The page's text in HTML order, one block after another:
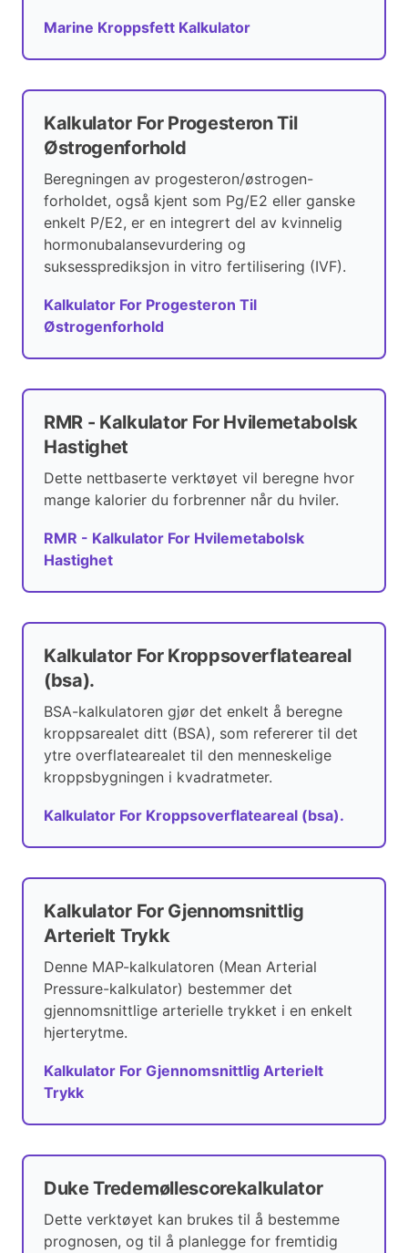
Marine Kroppsfett Kalkulator
Kalkulator For Progesteron Til
Østrogenforhold
Beregningen av progesteron/østrogen-
forholdet, også kjent som Pg/E2 eller ganske
enkelt P/E2, er en integrert del av kvinnelig
hormonubalansevurdering og
suksessprediksjon in vitro fertilisering (IVF).
Kalkulator For Progesteron Til
Østrogenforhold
RMR - Kalkulator For Hvilemetabolsk
Hastighet
Dette nettbaserte verktøyet vil beregne hvor
mange kalorier du forbrenner når du hviler.
RMR - Kalkulator For Hvilemetabolsk
Hastighet
Kalkulator For Kroppsoverflateareal
(bsa).
BSA-kalkulatoren gjør det enkelt å beregne
kroppsarealet ditt (BSA), som refererer til det
ytre overflatearealet til den menneskelige
kroppsbygningen i kvadratmeter.
Kalkulator For Kroppsoverflateareal (bsa).
Kalkulator For Gjennomsnittlig
Arterielt Trykk
Denne MAP-kalkulatoren (Mean Arterial
Pressure-kalkulator) bestemmer det
gjennomsnittlige arterielle trykket i en enkelt
hjerterytme.
Kalkulator For Gjennomsnittlig Arterielt
Trykk
Duke Tredemøllescorekalkulator
Dette verktøyet kan brukes til å bestemme
prognosen, og til å planlegge for fremtidig